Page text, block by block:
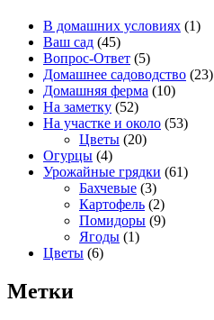
В домашних условиях (1)
Ваш сад (45)
Вопрос-Ответ (5)
Домашнее садоводство (23)
Домашняя ферма (10)
На заметку (52)
На участке и около (53)
Цветы (20)
Огурцы (4)
Урожайные грядки (61)
Бахчевые (3)
Картофель (2)
Помидоры (9)
Ягоды (1)
Цветы (6)
Метки